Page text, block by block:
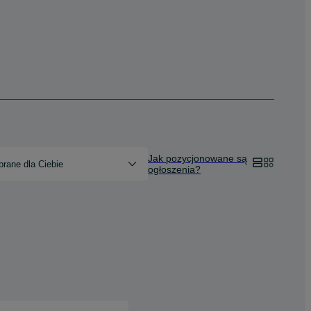
dla Ciebie
Jak pozycjonowane są
ogłoszenia?